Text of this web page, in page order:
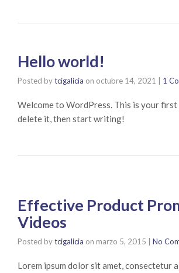
Hello world!
Posted bytcigalicia on octubre 14, 2021 1
Welcome to WordPress. This is your
delete it, then start writing!
Effective Product
Videos
Posted bytcigalicia on marzo 5, 2015 No
Lorem ipsum dolor sit amet, consectetur